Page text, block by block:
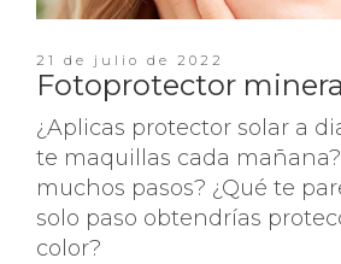
21 de julio de 2022
Fotoprotector
¿Aplicas protector solar a
te maquillas cada
muchos pasos? ¿Qué te
solo paso obtendrías
color?